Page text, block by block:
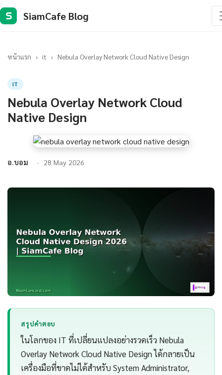
S SiamCafe Blog
หน้าแรก › it › Nebula Overlay Network Cloud Native Design
IT
Nebula Overlay Network Cloud
Native Design
อ.บอม 28 May 2026
สรุปคำตอบ
ในโลกของ IT ที่เปลี่ยนแปลงอย่างรวดเร็ว Nebula
Overlay Network Cloud Native Design ได้กลายเป็น
เครื่องมือที่ขาดไม่ได้สำหรับ System Administrator,